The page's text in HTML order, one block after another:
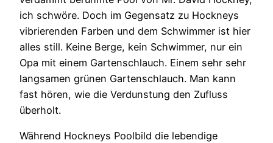
ich schwöre. Doch im Gegensatz zu Hockneys
vibrierenden Farben und dem Schwimmer ist hier
alles still. Keine Berge, kein Schwimmer, nur ein
Opa mit einem Gartenschlauch. Einem sehr sehr
langsamen grünen Gartenschlauch. Man kann
fast hören, wie die Verdunstung den Zufluss
überholt.
Während Hockneys Poolbild die lebendige